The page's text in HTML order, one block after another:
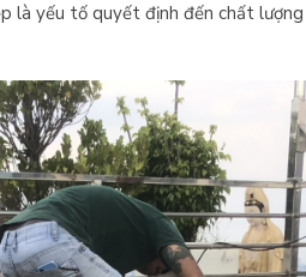
là yếu tố quyết định đến chất